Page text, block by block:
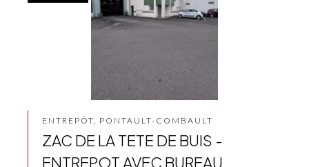
ENTREPÔT, PONTAULT-COMBAULT
ZAC DE LA TETE DE BUIS -
ENTREPOT AVEC BUREAU